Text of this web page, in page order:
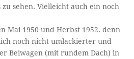
sehen. Vielleicht auch ein noch
Mai 1950 und Herbst 1952. denn
noch nicht umlackierter und
Beiwagen (mit rundem Dach) in